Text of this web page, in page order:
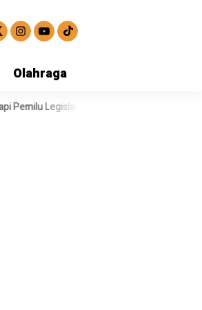
Olahraga
Operasi Satresnarkoba Polresta Deli